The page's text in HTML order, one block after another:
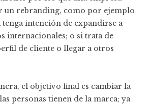
un rebranding, como por ejemplo
tenga intención de expandirse a
internacionales; o si trata de
de cliente o llegar a otros
el objetivo final es cambiar la
personas tienen de la marca; ya